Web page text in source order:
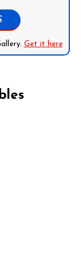
Get it here